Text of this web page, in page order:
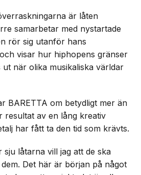
är låten
samarbetar med nystartade
rör sig utanför hans
visar hur hiphopens gränser
när olika musikaliska världar
BARETTA om betydligt mer än
resultat av en lång kreativ
har fått ta den tid som krävts.
låtarna vill jag att de ska
Det här är början på något